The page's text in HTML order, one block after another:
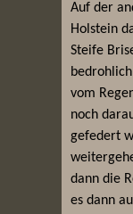
Auf der
Holstein
Steife
vom
noch
gefedert
dann die
es dann